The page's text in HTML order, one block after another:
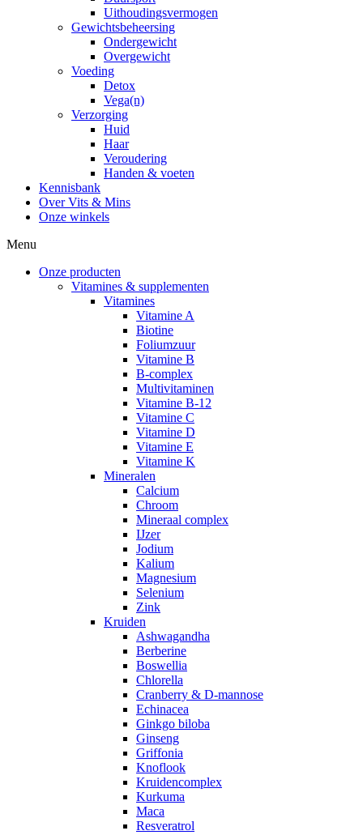
Uithoudingsvermogen
Gewichtsbeheersing
Ondergewicht
Overgewicht
Voeding
Detox
Vega(n)
Verzorging
Huid
Haar
Veroudering
Handen & voeten
Kennisbank
Over Vits & Mins
Onze winkels
Menu
Onze producten
Vitamines & supplementen
Vitamines
Vitamine A
Biotine
Foliumzuur
Vitamine B
B-complex
Multivitaminen
Vitamine B-12
Vitamine C
Vitamine D
Vitamine E
Vitamine K
Mineralen
Calcium
Chroom
Mineraal complex
IJzer
Jodium
Kalium
Magnesium
Selenium
Zink
Kruiden
Ashwagandha
Berberine
Boswellia
Chlorella
Cranberry & D-mannose
Echinacea
Ginkgo biloba
Ginseng
Griffonia
Knoflook
Kruidencomplex
Kurkuma
Maca
Resveratrol